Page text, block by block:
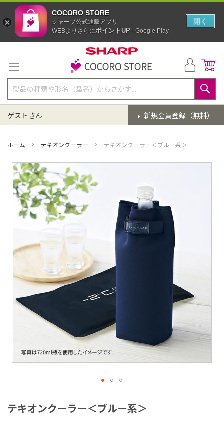
テ
ン
ツ
に
ス
キ
ッ
検
索
新規会員登録（無料）
ゲストさん
ホーム テキオンクーラー テキオンクーラー＜ブルー系＞
テキオンクーラー＜ブルー系＞
イ
メ
ー
ジ
ャ
ー
の
後
移
動
メ
ー
COCORO STORE
シャープ公式通販アプリ
WEBよりさらにポイントUP- Google Play
開く